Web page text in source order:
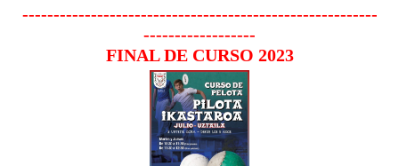
---------------------------------------------------------
------------------
FINAL DE CURSO 2023